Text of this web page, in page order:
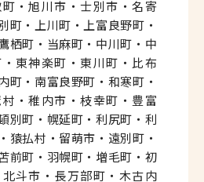
・旭川市・士別市・名寄
町・上川町・上富良野町・
栖町・当麻町・中川町・中
東神楽町・東川町・比布
町・南富良野町・和寒町・
・稚内市・枝幸町・豊富
別町・幌延町・利尻町・利
猿払村・留萌市・遠別町・
前町・羽幌町・増毛町・初
斗市・長万部町・木古内